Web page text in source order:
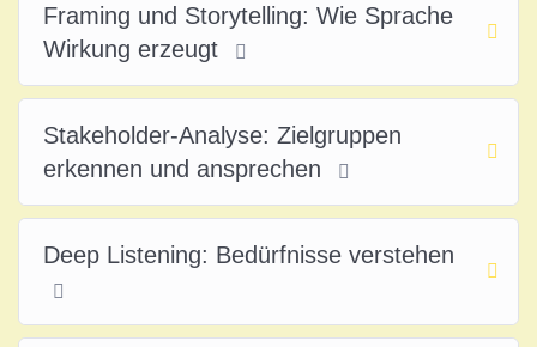
Framing und Storytelling: Wie Sprache
Wirkung erzeugt
Stakeholder‑Analyse: Zielgruppen
erkennen und ansprechen
Deep Listening: Bedürfnisse verstehen